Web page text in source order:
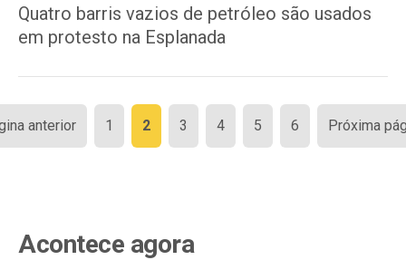
Quatro barris vazios de petróleo são usados
em protesto na Esplanada
Paginação
de
anterior 1 2 3 4 5 6 Próxima
Acontece agora